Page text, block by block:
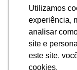
Utilizamos
experiência,
analisar
site e
este site,
cookies.
Utilizamos
experiência,
analisar
site e
este site,
cookies.
Um
usando
Neste
melhorar
A